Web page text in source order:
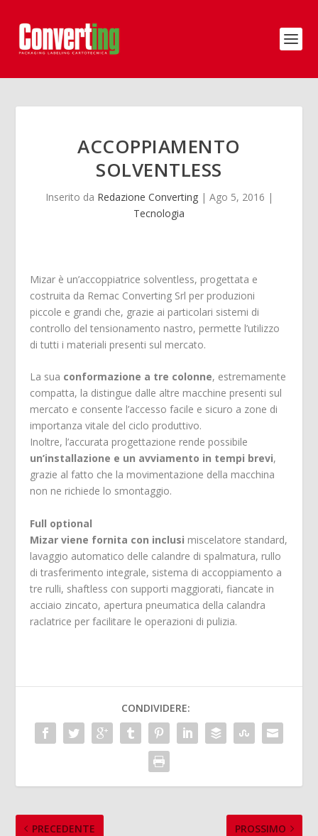
ACCOPPIAMENTO
SOLVENTLESS
Inserito da Redazione Converting| Ago 5, 2016 |
Tecnologia
Mizar è un’accoppiatrice solventless, progettata e
costruita da Remac Converting Srl per produzioni
piccole e grandi che, grazie ai particolari sistemi di
controllo del tensionamento nastro, permette l’utilizzo
di tutti i materiali presenti sul mercato.
La sua conformazione a tre colonne, estremamente
compatta, la distingue dalle altre macchine presenti sul
mercato e consente l’accesso facile e sicuro a zone di
importanza vitale del ciclo produttivo.
Inoltre, l’accurata progettazione rende possibile
un’installazione e un avviamento in tempi brevi,
grazie al fatto che la movimentazione della macchina
non ne richiede lo smontaggio.
Full optional
Mizar viene fornita con inclusi miscelatore standard,
lavaggio automatico delle calandre di spalmatura, rullo
di trasferimento integrale, sistema di accoppiamento a
tre rulli, shaftless con supporti maggiorati, fiancate in
acciaio zincato, apertura pneumatica della calandra
raclatrice per facilitare le operazioni di pulizia.
CONDIVIDERE:
PRECEDENTE PROSSIMO